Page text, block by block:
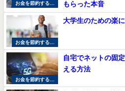
お金を節約する方
もらった本音
お金を節約する方
法
大学生のための楽
お金を節約する方
法
自宅でネットの固
える方法